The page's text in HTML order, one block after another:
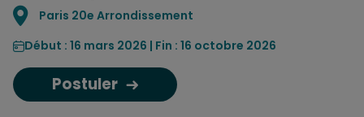
Localisation
Paris 20e Arrondissement
Début : 16 mars 2026 | Fin : 16 octobre 2026
Postuler